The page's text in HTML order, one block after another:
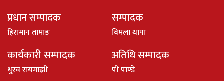
प्रधान सम्पादक
हिरामान तामाङ
सम्पादक
विमला थापा
कार्यकारी सम्पादक
धु्रव रायमाझी
अतिथि सम्पादक
पी पाण्डे